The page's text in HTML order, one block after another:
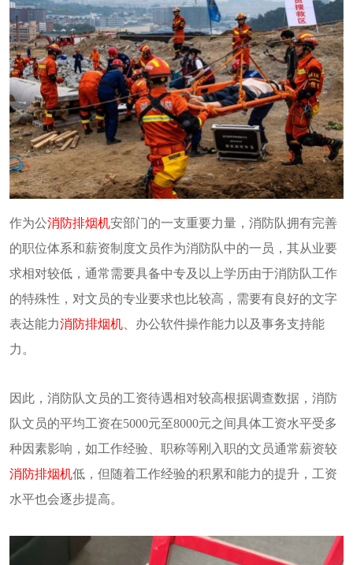
作为公消防排烟机安部门的一支重要力量，消防队拥有完善
的职位体系和薪资制度文员作为消防队中的一员，其从业要
求相对较低，通常需要具备中专及以上学历由于消防队工作
的特殊性，对文员的专业要求也比较高，需要有良好的文字
表达能力消防排烟机 、办公软件操作能力以及事务支持能
力。
因此，消防队文员的工资待遇相对较高根据调查数据，消防
队文员的平均工资在5000元至8000元之间具体工资水平受多
种因素影响，如工作经验、职称等刚入职的文员通常薪资较
消防排烟机低，但随着工作经验的积累和能力的提升，工资
水平也会逐步提高。